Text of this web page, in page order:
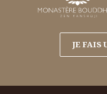
JE FAIS